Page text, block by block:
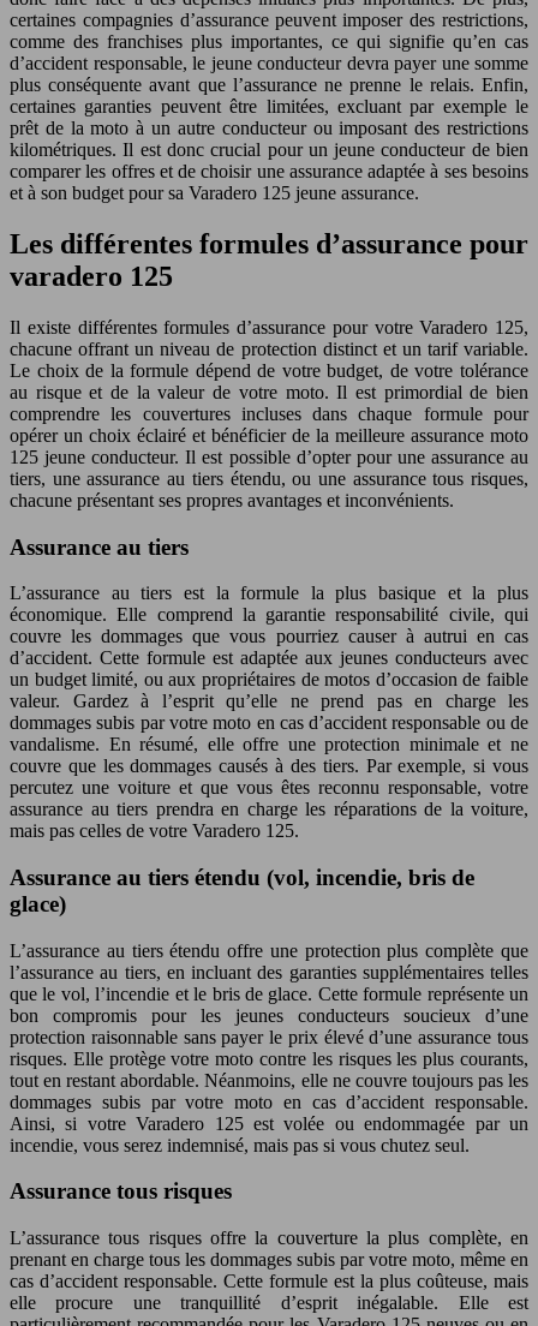
certaines compagnies d’assurance peuvent imposer des restrictions,
comme des franchises plus importantes, ce qui signifie qu’en cas
d’accident responsable, le jeune conducteur devra payer une somme
plus conséquente avant que l’assurance ne prenne le relais. Enfin,
certaines garanties peuvent être limitées, excluant par exemple le
prêt de la moto à un autre conducteur ou imposant des restrictions
kilométriques. Il est donc crucial pour un jeune conducteur de bien
comparer les offres et de choisir une assurance adaptée à ses besoins
et à son budget pour sa Varadero 125 jeune assurance.
Les différentes formules d’assurance pour
varadero 125
Il existe différentes formules d’assurance pour votre Varadero 125,
chacune offrant un niveau de protection distinct et un tarif variable.
Le choix de la formule dépend de votre budget, de votre tolérance
au risque et de la valeur de votre moto. Il est primordial de bien
comprendre les couvertures incluses dans chaque formule pour
opérer un choix éclairé et bénéficier de la meilleure assurance moto
125 jeune conducteur. Il est possible d’opter pour une assurance au
tiers, une assurance au tiers étendu, ou une assurance tous risques,
chacune présentant ses propres avantages et inconvénients.
Assurance au tiers
L’assurance au tiers est la formule la plus basique et la plus
économique. Elle comprend la garantie responsabilité civile, qui
couvre les dommages que vous pourriez causer à autrui en cas
d’accident. Cette formule est adaptée aux jeunes conducteurs avec
un budget limité, ou aux propriétaires de motos d’occasion de faible
valeur. Gardez à l’esprit qu’elle ne prend pas en charge les
dommages subis par votre moto en cas d’accident responsable ou de
vandalisme. En résumé, elle offre une protection minimale et ne
couvre que les dommages causés à des tiers. Par exemple, si vous
percutez une voiture et que vous êtes reconnu responsable, votre
assurance au tiers prendra en charge les réparations de la voiture,
mais pas celles de votre Varadero 125.
Assurance au tiers étendu (vol, incendie, bris de
glace)
L’assurance au tiers étendu offre une protection plus complète que
l’assurance au tiers, en incluant des garanties supplémentaires telles
que le vol, l’incendie et le bris de glace. Cette formule représente un
bon compromis pour les jeunes conducteurs soucieux d’une
protection raisonnable sans payer le prix élevé d’une assurance tous
risques. Elle protège votre moto contre les risques les plus courants,
tout en restant abordable. Néanmoins, elle ne couvre toujours pas les
dommages subis par votre moto en cas d’accident responsable.
Ainsi, si votre Varadero 125 est volée ou endommagée par un
incendie, vous serez indemnisé, mais pas si vous chutez seul.
Assurance tous risques
L’assurance tous risques offre la couverture la plus complète, en
prenant en charge tous les dommages subis par votre moto, même en
cas d’accident responsable. Cette formule est la plus coûteuse, mais
elle procure une tranquillité d’esprit inégalable. Elle est